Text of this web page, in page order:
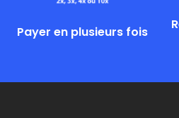
Payer en plusieurs fois